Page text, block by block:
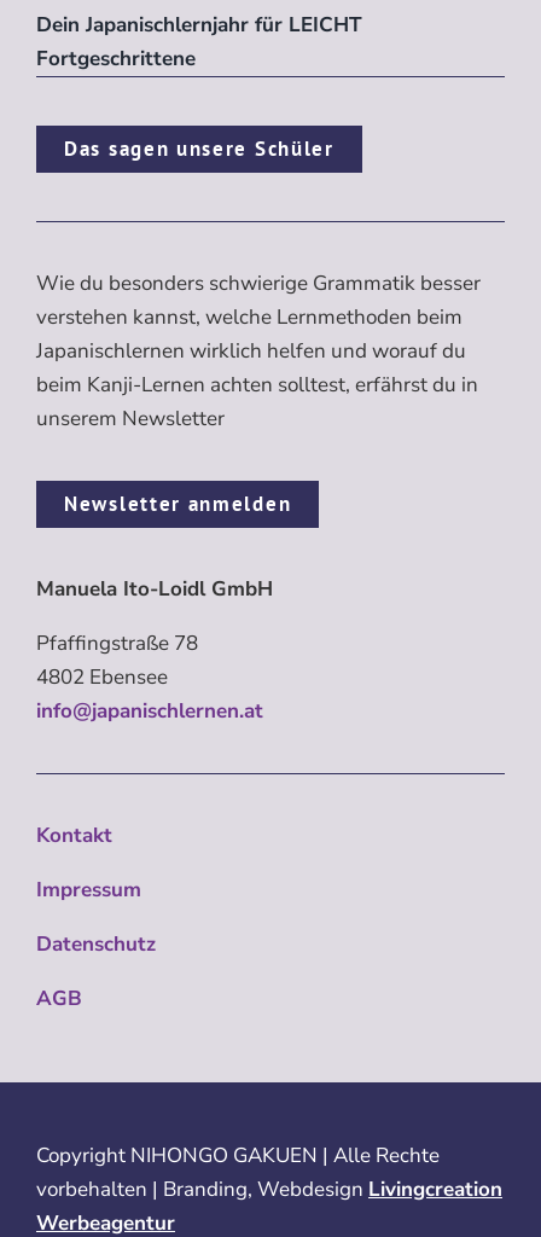
Dein Japanischlernjahr für LEICHT
Fortgeschrittene
Das sagen unsere Schüler
Wie du besonders schwierige Grammatik besser
verstehen kannst, welche Lernmethoden beim
Japanischlernen wirklich helfen und worauf du
beim Kanji-Lernen achten solltest, erfährst du in
unserem Newsletter
Newsletter anmelden
Manuela Ito-Loidl GmbH
Pfaffingstraße 78
4802 Ebensee
info@japanischlernen.at
Kontakt
Impressum
Datenschutz
AGB
Copyright NIHONGO GAKUEN | Alle Rechte
vorbehalten | Branding, Webdesign Livingcreation
Werbeagentur